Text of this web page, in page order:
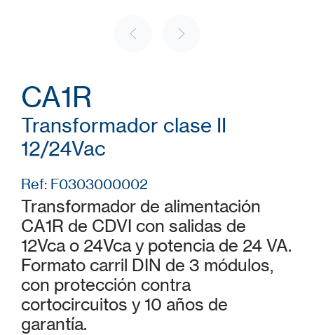
CA1R
Transformador clase II
12/24Vac
Ref: F0303000002
Transformador de alimentación
CA1R de CDVI con salidas de
12Vca o 24Vca y potencia de 24 VA.
Formato carril DIN de 3 módulos,
con protección contra
cortocircuitos y 10 años de
garantía.